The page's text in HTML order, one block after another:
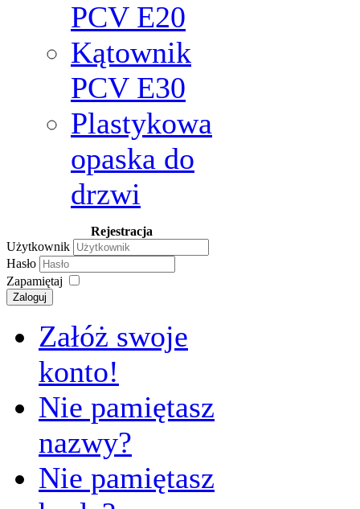
PCV Е20
Kątownik
PCV Е30
Plastykowa
opaska do
drzwi
Rejestracja
Użytkownik
Hasło
Zapamiętaj
Zaloguj
Załóż swoje
konto!
Nie pamiętasz
nazwy?
Nie pamiętasz